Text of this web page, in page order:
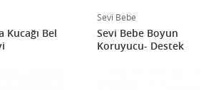
Kucağı Bel
Sevi Bebe
Sevi Bebe Boyun
Koruyucu- Destek